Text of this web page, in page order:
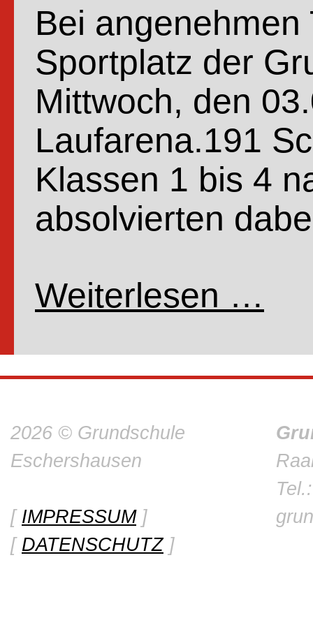
Bei
Sportplatz der
Mittwoch, den
Laufarena.191
Klassen 1 bis 4
absolvierten
Weiterlesen …
2026 © Grundschule
Eschershausen
[ IMPRESSUM]
[ DATENSCHUTZ]